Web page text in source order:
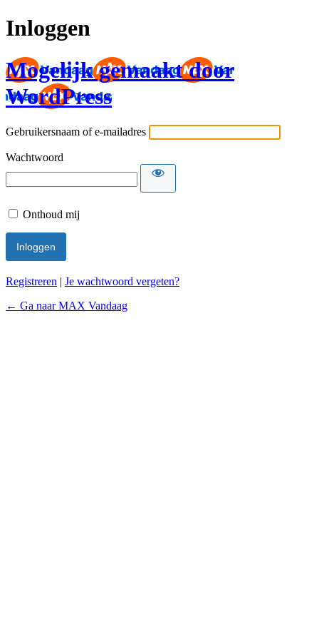
Inloggen
Mogelijk gemaakt door
WordPress
Gebruikersnaam of e-mailadres
Wachtwoord
Onthoud mij
Registreren | Je wachtwoord vergeten?
← Ga naar MAX Vandaag